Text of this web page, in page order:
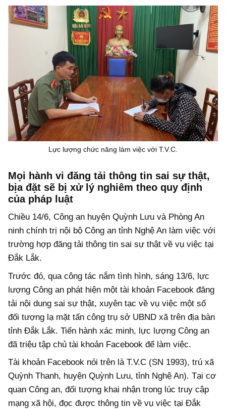
Lực lượng chức năng làm việc với T.V.C.
Mọi hành vi đăng tải thông tin sai sự thật,
bịa đặt sẽ bị xử lý nghiêm theo quy định
của pháp luật
Chiều 14/6, Công an huyện Quỳnh Lưu và Phòng An
ninh chính trị nội bộ Công an tỉnh Nghệ An làm việc với
trường hợp đăng tải thông tin sai sự thật về vụ việc tại
Đắk Lắk.
Trước đó, qua công tác nắm tình hình, sáng 13/6, lực
lượng Công an phát hiện một tài khoản Facebook đăng
tải nội dung sai sự thật, xuyên tạc về vụ việc một số
đối tượng lạ mặt tấn công trụ sở UBND xã trên địa bàn
tỉnh Đắk Lắk. Tiến hành xác minh, lực lượng Công an
đã triệu tập chủ tài khoản Facebook để làm việc.
Tài khoản Facebook nói trên là T.V.C (SN 1993), trú xã
Quỳnh Thanh, huyện Quỳnh Lưu, tỉnh Nghệ An). Tại cơ
quan Công an, đối tượng khai nhận trong lúc truy cập
mạng xã hội, đọc được thông tin về vụ việc tại Đắk